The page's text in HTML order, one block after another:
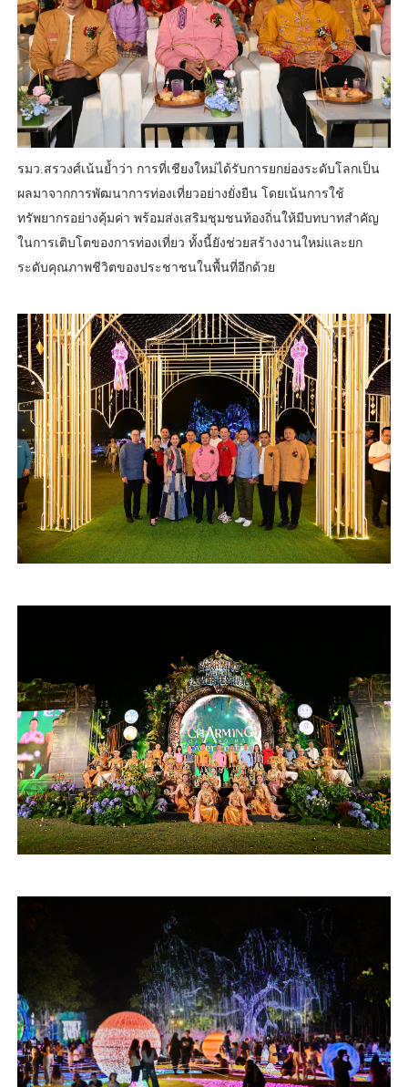
รมว.สรวงศ์เน้นย้ำว่า การที่เชียงใหม่ได้รับการยกย่องระดับโลกเป็น
ผลมาจากการพัฒนาการท่องเที่ยวอย่างยั่งยืน โดยเน้นการใช้
ทรัพยากรอย่างคุ้มค่า พร้อมส่งเสริมชุมชนท้องถิ่นให้มีบทบาทสำคัญ
ในการเติบโตของการท่องเที่ยว ทั้งนี้ยังช่วยสร้างงานใหม่และยก
ระดับคุณภาพชีวิตของประชาชนในพื้นที่อีกด้วย